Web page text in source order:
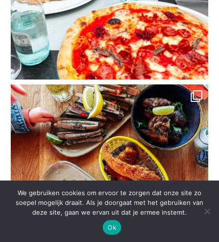
We gebruiken cookies om ervoor te zorgen dat onze site zo
soepel mogelijk draait. Als je doorgaat met het gebruiken van
deze site, gaan we ervan uit dat je ermee instemt.
Ok